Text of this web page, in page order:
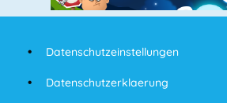
Datenschutzeinstellungen
Datenschutzerklaerung